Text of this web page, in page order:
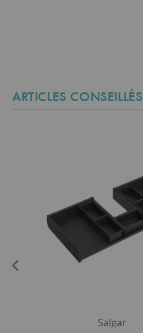
ARTICLES CONSEILLÉS
Salgar